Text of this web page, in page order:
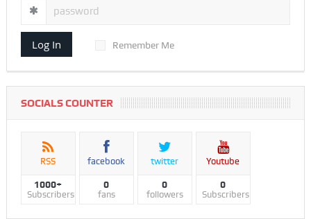
Log In Remember Me
SOCIALS COUNTER
RSS
1000+
Subscribers
facebook
0
fans
twitter
0
followers
Youtube
0
Subscribers